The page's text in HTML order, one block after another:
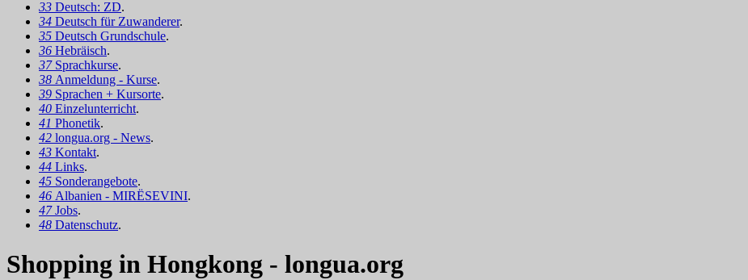
33 Deutsch: ZD.
34 Deutsch für Zuwanderer.
35 Deutsch Grundschule.
36 Hebräisch.
37 Sprachkurse.
38 Anmeldung - Kurse.
39 Sprachen + Kursorte.
40 Einzelunterricht.
41 Phonetik.
42 longua.org - News.
43 Kontakt.
44 Links.
45 Sonderangebote.
46 Albanien - MIRËSEVINI.
47Jobs.
48 Datenschutz.
Shopping in Hongkong - longua.org